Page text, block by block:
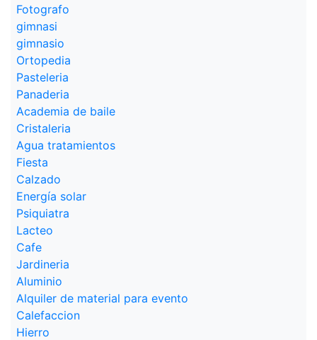
Fotografo
gimnasi
gimnasio
Ortopedia
Pasteleria
Panaderia
Academia de baile
Cristaleria
Agua tratamientos
Fiesta
Calzado
Energía solar
Psiquiatra
Lacteo
Cafe
Jardineria
Aluminio
Alquiler de material para evento
Calefaccion
Hierro